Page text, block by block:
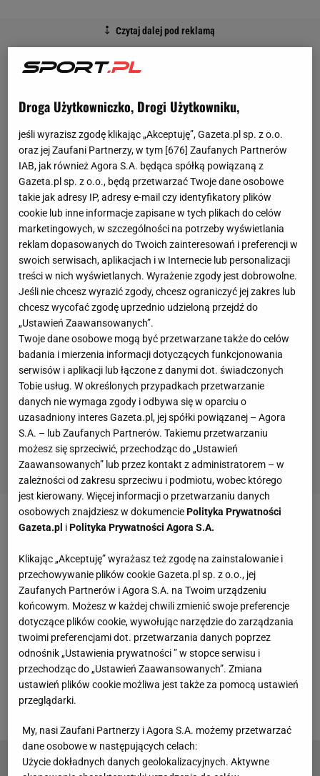
Zobacz wideo
70 goli w meczu Polaków. Jest pierwsza wygrana
Po odpadnięciu z fazy grupowej Polacy grają teraz w
turniejupocieszenia, nazywanym oficjalnie
Pucharem Prezydenta IHF (Międzynarodowej
Federacji Piłki Ręcznej). Zwycięzcy dwóch grup w
Pucharze Prezydenta zmierzą się o 25., 27., 29. i 31.
miejsce.
Szmal przemówił po blamażu Polaków na MŚ.
Droga Użytkowniczko, Drogi Użytkowniku,
jeśli wyrazisz zgodę klikając „Akceptuję”, Gazeta.pl sp. z o.o.
oraz jej Zaufani Partnerzy, w tym [676] Zaufanych Partnerów
IAB, jak również Agora S.A. będąca spółką powiązaną z
Gazeta.pl sp. z o.o., będą przetwarzać Twoje dane osobowe
takie jak adresy IP, adresy e-mail czy identyfikatory plików
cookie lub inne informacje zapisane w tych plikach do celów
marketingowych, w szczególności na potrzeby wyświetlania
reklam dopasowanych do Twoich zainteresowań i preferencji w
swoich serwisach, aplikacjach i w Internecie lub personalizacji
treści w nich wyświetlanych. Wyrażenie zgody jest dobrowolne.
Jeśli nie chcesz wyrazić zgody, chcesz ograniczyć jej zakres lub
chcesz wycofać zgodę uprzednio udzieloną przejdź do
„Ustawień Zaawansowanych”.
Twoje dane osobowe mogą być przetwarzane także do celów
badania i mierzenia informacji dotyczących funkcjonowania
serwisów i aplikacji lub łączone z danymi dot. świadczonych
Tobie usług. W określonych przypadkach przetwarzanie
danych nie wymaga zgody i odbywa się w oparciu o
uzasadniony interes Gazeta.pl, jej spółki powiązanej – Agora
S.A. – lub Zaufanych Partnerów. Takiemu przetwarzaniu
możesz się sprzeciwić, przechodząc do „Ustawień
Zaawansowanych” lub przez kontakt z administratorem – w
zależności od zakresu sprzeciwu i podmiotu, wobec którego
jest kierowany. Więcej informacji o przetwarzaniu danych
osobowych znajdziesz w dokumenciePolityka Prywatności
Gazeta.pl iPolityka Prywatności Agora S.A.
Klikając „Akceptuję” wyrażasz też zgodę na zainstalowanie i
przechowywanie plików cookie Gazeta.pl sp. z o.o., jej
Zaufanych Partnerów i Agora S.A. na Twoim urządzeniu
końcowym. Możesz w każdej chwili zmienić swoje preferencje
dotyczące plików cookie, wywołując narzędzie do zarządzania
twoimi preferencjami dot. przetwarzania danych poprzez
odnośnik „Ustawienia prywatności ” w stopce serwisu i
przechodząc do „Ustawień Zaawansowanych”. Zmiana
ustawień plików cookie możliwa jest także za pomocą ustawień
przeglądarki.
My, nasi Zaufani Partnerzy i Agora S.A. możemy przetwarzać
dane osobowe w następujących celach:
Użycie dokładnych danych geolokalizacyjnych. Aktywne